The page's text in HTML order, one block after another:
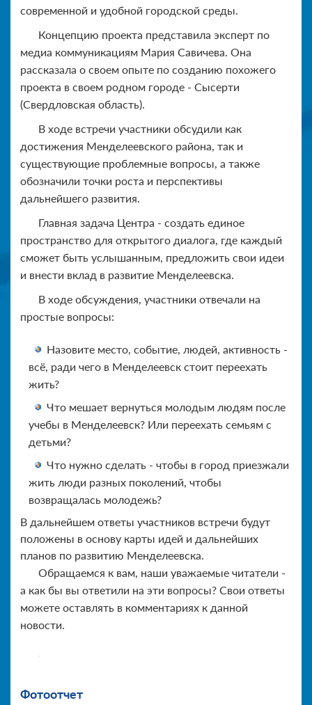
современной и удобной городской среды.
Концепцию проекта представила эксперт по
медиа коммуникациям Мария Савичева. Она
рассказала о своем опыте по созданию похожего
проекта в своем родном городе - Сысерти
(Свердловская область).
В ходе встречи участники обсудили как
достижения Менделеевского района, так и
существующие проблемные вопросы, а также
обозначили точки роста и перспективы
дальнейшего развития.
Главная задача Центра - создать единое
пространство для открытого диалога, где каждый
сможет быть услышанным, предложить свои идеи
и внести вклад в развитие Менделеевска.
В ходе обсуждения, участники отвечали на
простые вопросы:
Назовите место, событие, людей, активность -
всё, ради чего в Менделеевск стоит переехать
жить?
Что мешает вернуться молодым людям после
учебы в Менделеевск? Или переехать семьям с
детьми?
Что нужно сделать - чтобы в город приезжали
жить люди разных поколений, чтобы
возвращалась молодежь?
В дальнейшем ответы участников встречи будут
положены в основу карты идей и дальнейших
планов по развитию Менделеевска.
Обращаемся к вам, наши уважаемые читатели -
а как бы вы ответили на эти вопросы? Свои ответы
можете оставлять в комментариях к данной
новости.
Фотоотчет